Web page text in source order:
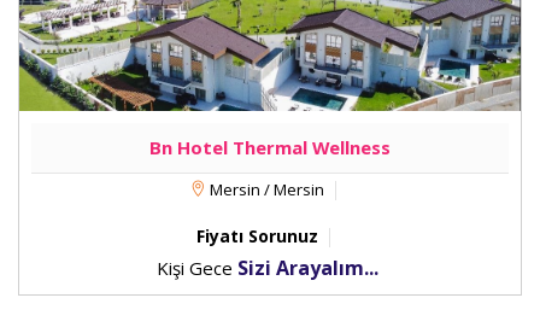
Bn Hotel Thermal Wellness
Mersin / Mersin
Fiyatı Sorunuz
Kişi Gece Sizi Arayalım...